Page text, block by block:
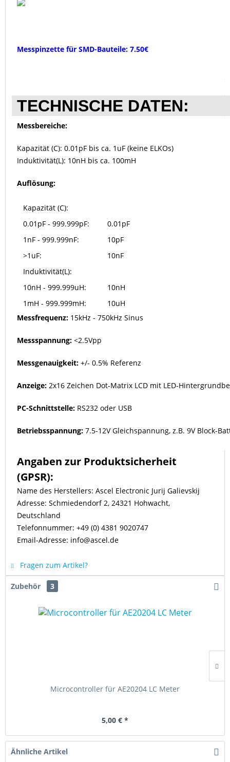
Messpinzette für SMD-Bauteile: 7.50€
TECHNISCHE DATEN:
Messbereiche:
Kapazität (C): 0.01pF bis ca. 1uF (keine ELKOs)
Induktivität(L): 10nH bis ca. 100mH
Auflösung:
Kapazität (C):
0.01pF - 999.999pF:
0.01pF
1nF - 999.999nF:
10pF
>1uF:
10nF
Induktivität(L):
10nH - 999.999uH:
10nH
1mH - 999.999mH:
10uH
Messfrequenz: 15kHz - 750kHz Sinus
Messspannung: <2.5Vpp
Messgenauigkeit: +/- 0.5% Referenz
Anzeige: 2x16 Zeichen Dot-Matrix LCD mit LED-
PC-Schnittstelle: RS232 oder USB
Betriebsspannung: 7.5-12V Gleichspannung, z.B. 9V Block-
Angaben zur Produktsicherheit
(GPSR):
Name des Herstellers: Ascel Electronic Jurij Galievskij
Adresse: Schmiedendorf 2, 24321 Hohwacht,
Deutschland
Telefonnummer: +49 (0) 4381 9020747
Email-Adresse: info@ascel.de
Fragen zum Artikel?
Zubehör 3
Microcontroller für AE20204 LC Meter
5,00 € *
Ähnliche Artikel